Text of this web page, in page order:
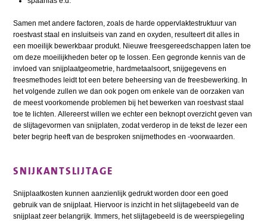
Samen met andere factoren, zoals de harde oppervlaktestruktuur van
roestvast staal en insluitseis van zand en oxyden, resulteert dit alles in
een moeilijk bewerkbaar produkt. Nieuwe freesgereedschappen laten toe
om deze moeilijkheden beter op te lossen. Een gegronde kennis van de
invloed van snijplaatgeometrie, hardmetaalsoort, snijgegevens en
freesmethodes leidt tot een betere beheersing van de freesbewerking. In
het volgende zullen we dan ook pogen om enkele van de oorzaken van
de meest voorkomende problemen bij het bewerken van roestvast staal
toe te lichten. Allereerst willen we echter een beknopt overzicht geven van
de slijtagevormen van snijplaten, zodat verderop in de tekst de lezer een
beter begrip heeft van de besproken snijmethodes en -voorwaarden.
SNIJKANTSLIJTAGE
Snijplaatkosten kunnen aanzienlijk gedrukt worden door een goed
gebruik van de snijplaat. Hiervoor is inzicht in het slijtagebeeld van de
snijplaat zeer belangrijk. Immers, het slijtagebeeld is de weerspiegeling